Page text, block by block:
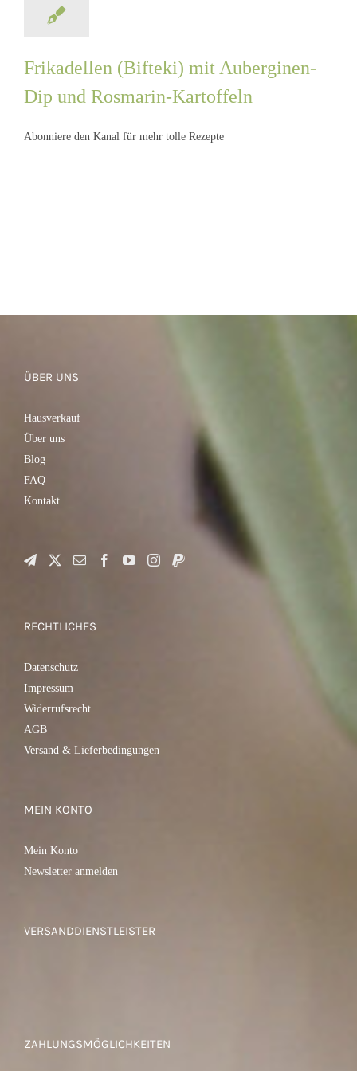
Frikadellen (Bifteki) mit
Rosmarin-Kartoffeln
Frikadellen (Bifteki) mit Auberginen-
Dip und Rosmarin-Kartoffeln
Abonniere den Kanal für mehr tolle Rezepte
ÜBER UNS
Hausverkauf
Über uns
Blog
FAQ
Kontakt
RECHTLICHES
Datenschutz
Impressum
Widerrufsrecht
AGB
Versand & Lieferbedingungen
MEIN KONTO
Mein Konto
Newsletter anmelden
VERSANDDIENSTLEISTER
ZAHLUNGSMÖGLICHKEITEN